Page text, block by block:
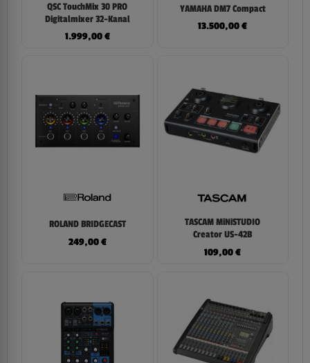
QSC TouchMix 30 PRO
Digitalmixer 32-Kanal
1.999,00€
YAMAHA DM7 Compact
13.500,00€
ROLAND BRIDGECAST
249,00€
TASCAM MiNiSTUDIO
Creator US-42B
109,00€